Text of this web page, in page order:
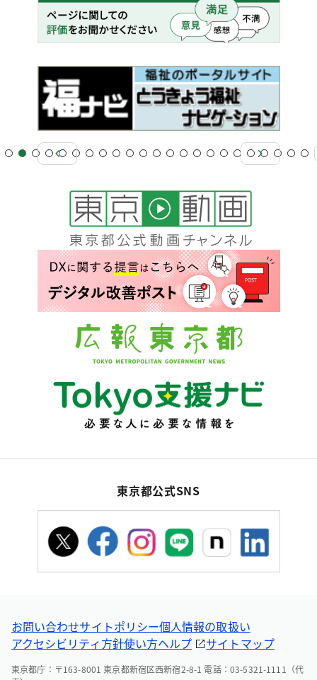
東京都公式SNS
お問い合わせサイトポリシー個人情報の取扱い
アクセシビリティ方針使い方ヘルプ サイトマップ
東京都庁：〒163-8001 東京都新宿区西新宿2-8-1 電話：03-5321-1111（代